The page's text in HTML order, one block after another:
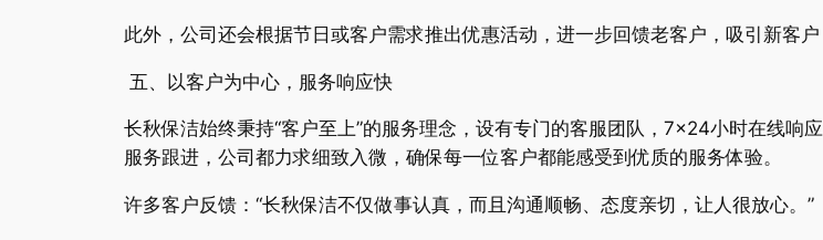
此外，公司还会根据节日或客户需求推出优惠活动，进一步回馈老客户，吸引新客户
五、以客户为中心，服务响应快
长秋保洁始终秉持“客户至上”的服务理念，设有专门的客服团队，7×24小时在线响
服务跟进，公司都力求细致入微，确保每一位客户都能感受到优质的服务体验。
许多客户反馈：“长秋保洁不仅做事认真，而且沟通顺畅、态度亲切，让人很放心。”